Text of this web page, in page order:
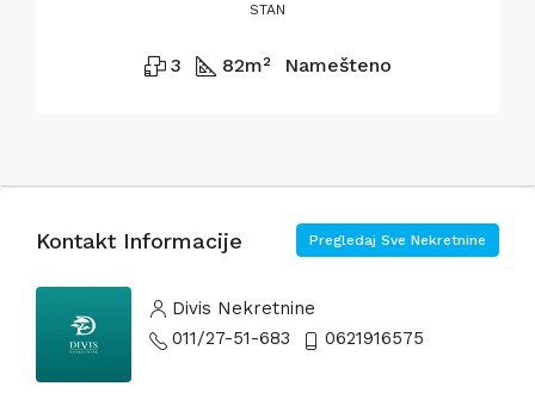
STAN
3 82m² Namešteno
Kontakt Informacije Pregledaj Sve Nekretnine
Divis Nekretnine
011/27-51-683
0621916575